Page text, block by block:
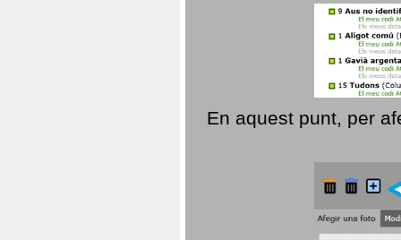
En aquest punt, per